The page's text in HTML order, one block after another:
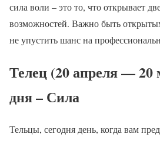
сила воли – это то, что открывает
возможностей. Важно быть
не упустить шанс на
Телец (20 апреля — 20
дня – Сила
Тельцы, сегодня день, когда вам